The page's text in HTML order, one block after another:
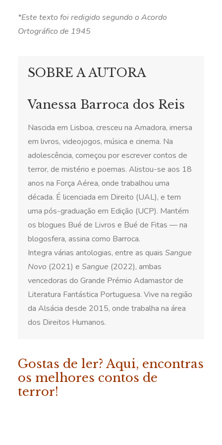
*Este texto foi redigido segundo o Acordo
Ortográfico de 1945
SOBRE A AUTORA
Vanessa Barroca dos Reis
Nascida em Lisboa, cresceu na Amadora, imersa
em livros, videojogos, música e cinema. Na
adolescência, começou por escrever contos de
terror, de mistério e poemas. Alistou-se aos 18
anos na Força Aérea, onde trabalhou uma
década. É licenciada em Direito (UAL), e tem
uma pós-graduação em Edição (UCP). Mantém
os blogues Bué de Livros e Bué de Fitas — na
blogosfera, assina como Barroca.
Integra várias antologias, entre as quais Sangue
Novo (2021) e Sangue (2022), ambas
vencedoras do Grande Prémio Adamastor de
Literatura Fantástica Portuguesa. Vive na região
da Alsácia desde 2015, onde trabalha na área
dos Direitos Humanos.
Gostas de ler? Aqui, encontras
os melhores contos de
terror!